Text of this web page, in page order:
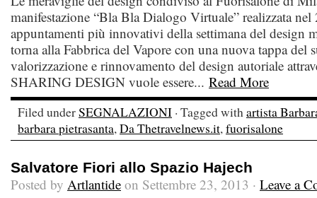
manifestazione “Bla Bla Dialogo Virtuale” realizzata
appuntamenti più innovativi della settimana del design
torna alla Fabbrica del Vapore con una nuova tappa del
valorizzazione e rinnovamento del design autoriale
SHARING DESIGN vuole essere... Read More
Filed underSEGNALAZIONI · Tagged withartista
barbara pietrasanta,Da Thetravelnews.it,fuorisalone
Salvatore Fiori allo Spazio Hajech
Posted by Artlantide on Settembre 23, 2013 · Leave a